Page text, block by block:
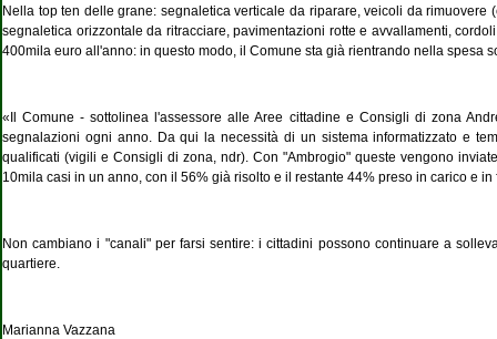
Nella top ten delle grane: segnaletica verticale da riparare, veicoli da
segnaletica orizzontale da ritracciare, pavimentazioni rotte e avvallamenti,
400mila euro all'anno: in questo modo, il Comune sta già rientrando nella spesa
«Il Comune - sottolinea l'assessore alle Aree cittadine e Consigli di zona
segnalazioni ogni anno. Da qui la necessità di un sistema informatizzato e
qualificati (vigili e Consigli di zona, ndr). Con "Ambrogio" queste vengono
10mila casi in un anno, con il 56% già risolto e il restante 44% preso in carico e
Non cambiano i "canali" per farsi sentire: i cittadini possono continuare a
quartiere.
Marianna Vazzana